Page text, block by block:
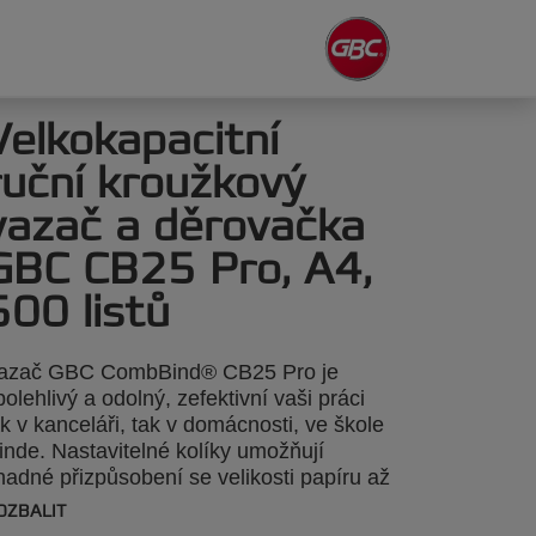
kroužkový
a děrovačka
CB25 Pro, A4,
listů
GBC CombBind® CB25 Pro je
a odolný, zefektivní vaši práci
v kanceláři, tak v domácnosti, ve škole
Nastavitelné kolíky umožňují
přizpůsobení se velikosti papíru až
formátu A4 s možností úpravy hloubky